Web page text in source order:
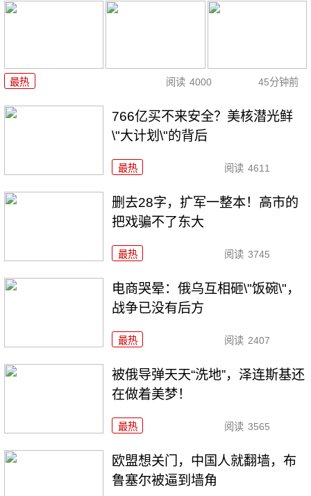
最热 阅读 4000 45分钟前
766亿买不来安全？美核潜光鲜
\"大计划\"的背后
最热 阅读 4611
删去28字，扩军一整本！高市的
把戏骗不了东大
最热 阅读 3745
电商哭晕：俄乌互相砸\"饭碗\"，
战争已没有后方
最热 阅读 2407
被俄导弹天天“洗地”，泽连斯基还
在做着美梦！
最热 阅读 3565
欧盟想关门，中国人就翻墙，布
鲁塞尔被逼到墙角